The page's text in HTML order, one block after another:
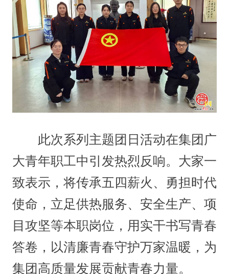
此次系列主题团日活动在集团广
大青年职工中引发热烈反响。大家一
致表示，将传承五四薪火、勇担时代
使命，立足供热服务、安全生产、项
目攻坚等本职岗位，用实干书写青春
答卷，以清廉青春守护万家温暖，为
集团高质量发展贡献青春力量。